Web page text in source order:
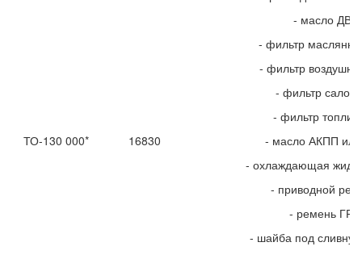
ТО-130 000* 16830
- масло ДВС
- фильтр
- фильтр
- фильтр
- фильтр
- масло АКПП
- охлаждающая
- приводной
- ремень ГРМ
- шайба под